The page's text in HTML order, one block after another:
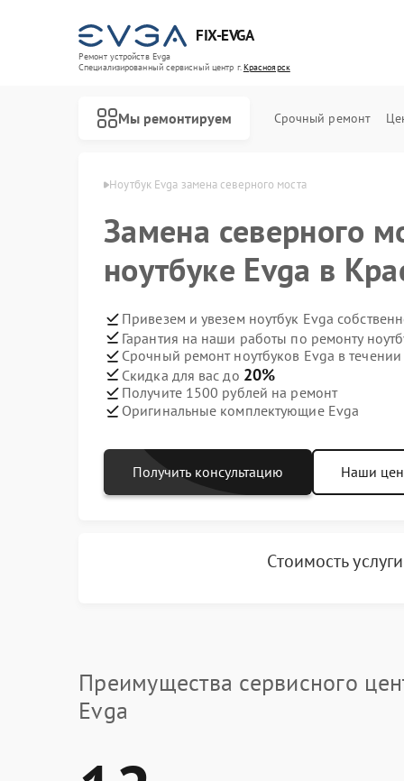
FIX-EVGA
Ремонт устройств Evga
Специализированный cервисный центр г.Красноярск
Мы ремонтируем Срочный ремонт
в Красноярске Ноутбук Evga замена северного моста
Замена северного
ноутбуке Evga в
Привезем и увезем ноутбук Evga
Гарантия на наши работы по ремонту
Срочный ремонт ноутбуков Evga в течении
Скидка для вас до 20%
Получите 1500 рублей на ремонт
Оригинальные комплектующие Evga
Получить консультацию Наши
Стоимость
Преимущества сервисного
Evga